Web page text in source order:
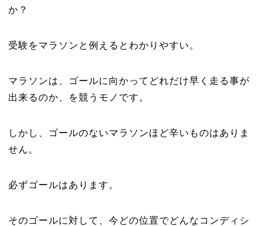
か？
受験をマラソンと例えるとわかりやすい。
マラソンは、ゴールに向かってどれだけ早く走る事が
出来るのか、を競うモノです。
しかし、ゴールのないマラソンほど辛いものはありま
せん。
必ずゴールはあります。
そのゴールに対して、今どの位置でどんなコンディシ